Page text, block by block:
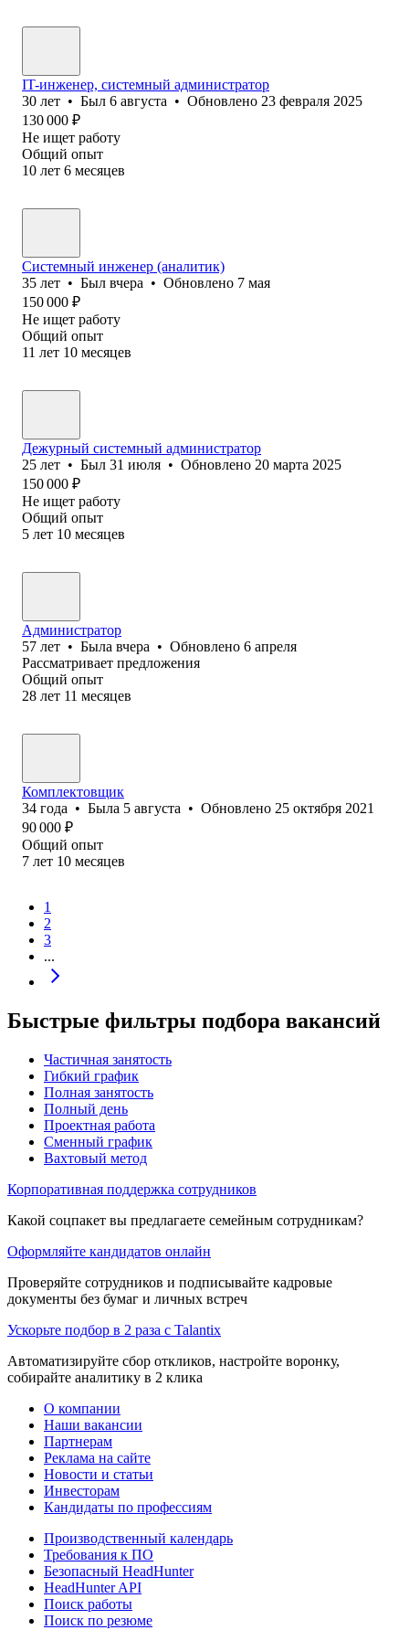
IT-инженер, системный администратор
30 лет • Был 6 августа • Обновлено 23 февраля 2025
130 000 ₽
Не ищет работу
Общий опыт
10 лет 6 месяцев
Системный инженер (аналитик)
35 лет • Был вчера • Обновлено 7 мая
150 000 ₽
Не ищет работу
Общий опыт
11 лет 10 месяцев
Дежурный системный администратор
25 лет • Был 31 июля • Обновлено 20 марта 2025
150 000 ₽
Не ищет работу
Общий опыт
5 лет 10 месяцев
Администратор
57 лет • Была вчера • Обновлено 6 апреля
Рассматривает предложения
Общий опыт
28 лет 11 месяцев
Комплектовщик
34 года • Была 5 августа • Обновлено 25 октября 2021
90 000 ₽
Общий опыт
7 лет 10 месяцев
1
2
3
...
Быстрые фильтры подбора вакансий
Частичная занятость
Гибкий график
Полная занятость
Полный день
Проектная работа
Сменный график
Вахтовый метод
Корпоративная поддержка сотрудников
Какой соцпакет вы предлагаете семейным сотрудникам?
Оформляйте кандидатов онлайн
Проверяйте сотрудников и подписывайте кадровые
документы без бумаг и личных встреч
Ускорьте подбор в 2 раза с Talantix
Автоматизируйте сбор откликов, настройте воронку,
собирайте аналитику в 2 клика
О компании
Наши вакансии
Партнерам
Реклама на сайте
Новости и статьи
Инвесторам
Кандидаты по профессиям
Производственный календарь
Требования к ПО
Безопасный HeadHunter
HeadHunter API
Поиск работы
Поиск по резюме